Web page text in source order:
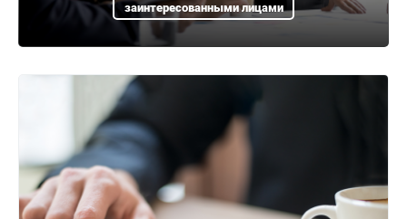
заинтересованными лицами